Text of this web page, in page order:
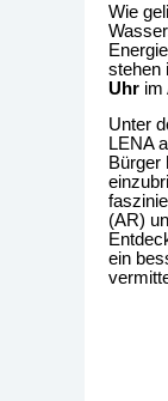
Wie
stehen
Uhr im
Unter
LENA
Bürger
(AR)
ein